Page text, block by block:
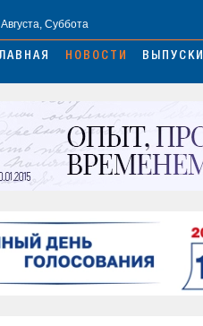
Суббота
НОВОСТИ ВЫПУСКИ